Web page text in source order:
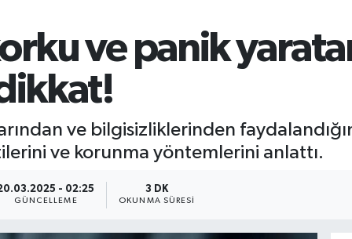
6618.49
BİST100
13.773 -19
ve panik
ve bilgisizliklerinden
ve korunma yöntemlerini anlattı.
- 02:25
GÜNCELLEME
3 DK
OKUNMA SÜRESI